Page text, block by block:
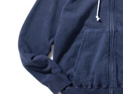
※後染めによる縮率を考慮し、
るよう計算されたサイズスペッ
んでいる状態で販売しているの
を心配せずにお選びください。
で縮んでいた生地がほぐれて馴
に合ったサイズ感に変わってい
※メタルグレーはクラシックな
と柔らかな質感を表現するため
んわりと緩く編み立てています
他のカラーよりも予め小さく縮